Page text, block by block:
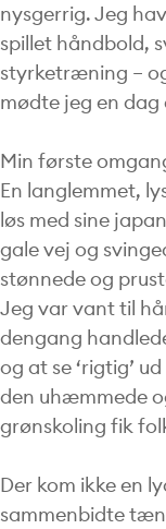
nysgerrig. Jeg
spillet håndbold,
styrketræning –
mødte jeg en
Min første
En langlemmet,
løs med sine
gale vej og
stønnede og
Jeg var vant til
dengang
og at se ‘rigtig’
den uhæmmede
grønskoling fik
Der kom ikke en
sammenbidte